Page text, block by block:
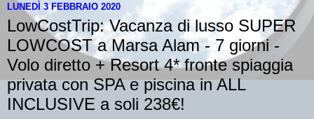
LUNEDÌ 3 FEBBRAIO 2020
LowCostTrip: Vacanza di lusso SUPER
LOWCOST a Marsa Alam - 7 giorni -
Volo diretto + Resort 4* fronte spiaggia
privata con SPA e piscina in ALL
INCLUSIVE a soli 238€!